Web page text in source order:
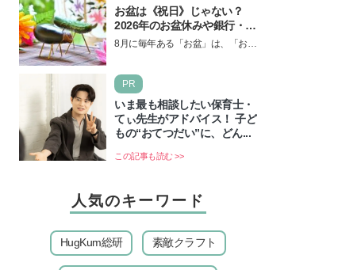
お盆は《祝日》じゃない？
2026年のお盆休みや銀行・役
所の営業や交通機関情報も紹
8月に毎年ある「お盆」は、「お盆
ずは2026年のお盆…
PR
いま最も相談したい保育士・
てぃ先生がアドバイス！ 子ど
もの“おてつだい”に、どん...
この記事も読む >>
人気のキーワード
HugKum総研 素敵クラフト